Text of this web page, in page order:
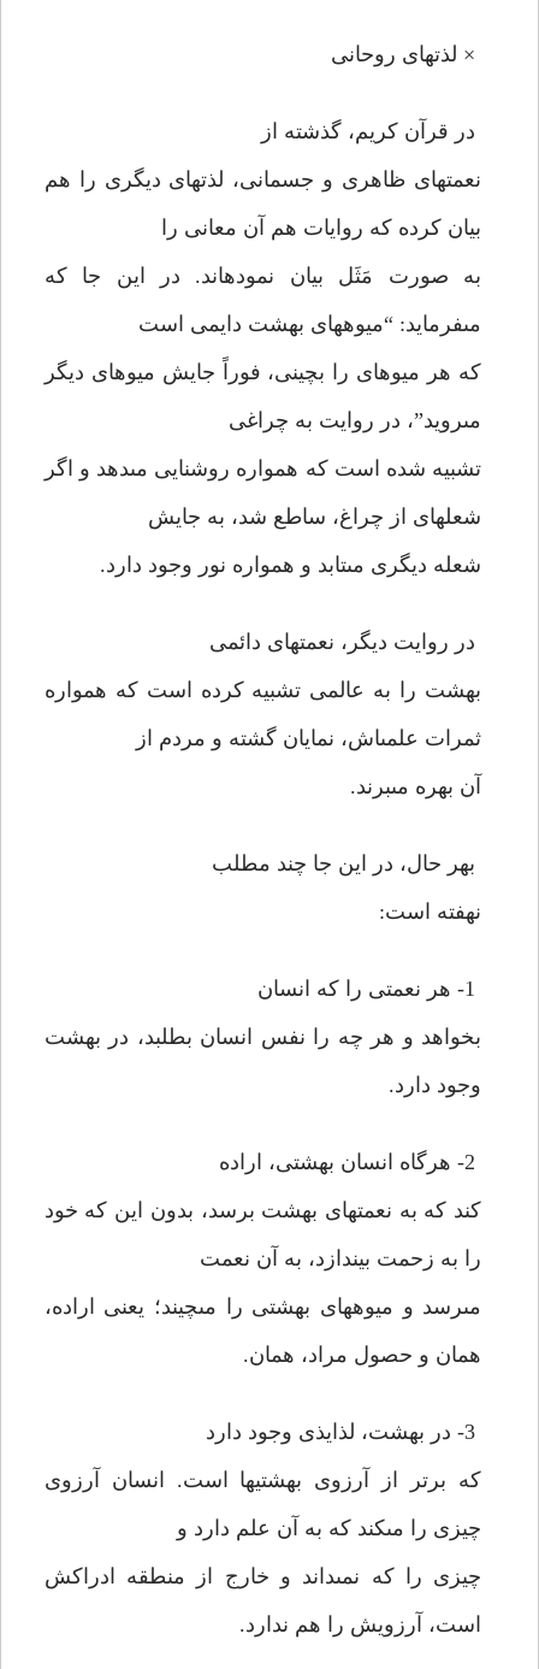
× لذتهاى روحانى
در قرآن كريم، گذشته از
نعمتهاى ظاهرى و جسمانى، لذتهاى ديگرى را هم
بيان كرده كه روايات هم آن معانى را
به صورت مَثَل بيان نموده‏اند. در اين جا كه
مى‏فرمايد: “ميوه‏هاى بهشت دايمى است
كه هر ميوه‏اى را بچينى، فوراً جايش ميوه‏اى ديگر
مى‏رويد”، در روايت به چراغى
تشبيه شده است كه همواره روشنايى مى‏دهد و اگر
شعله‏اى از چراغ، ساطع شد، به جايش
شعله ديگرى مى‏تابد و همواره نور وجود دارد.
در روايت ديگر، نعمتهاى دائمى
بهشت را به عالمى تشبيه كرده است كه همواره
ثمرات علمى‏اش، نمايان گشته و مردم از
آن بهره مى‏برند.
بهر حال، در اين جا چند مطلب
نهفته است:
بخواهد و هر چه را نفس انسان بطلبد، در بهشت
وجود دارد.
كند كه به نعمتهاى بهشت برسد، بدون اين كه خود
را به زحمت بيندازد، به آن نعمت
مى‏رسد و ميوه‏هاى بهشتى را مى‏چيند؛ يعنى اراده،
همان و حصول مراد، همان.
كه برتر از آرزوى بهشتيها است. انسان آرزوى
چيزى را مى‏كند كه به آن علم دارد و
چيزى را كه نمى‏داند و خارج از منطقه ادراكش
است، آرزويش را هم ندارد.